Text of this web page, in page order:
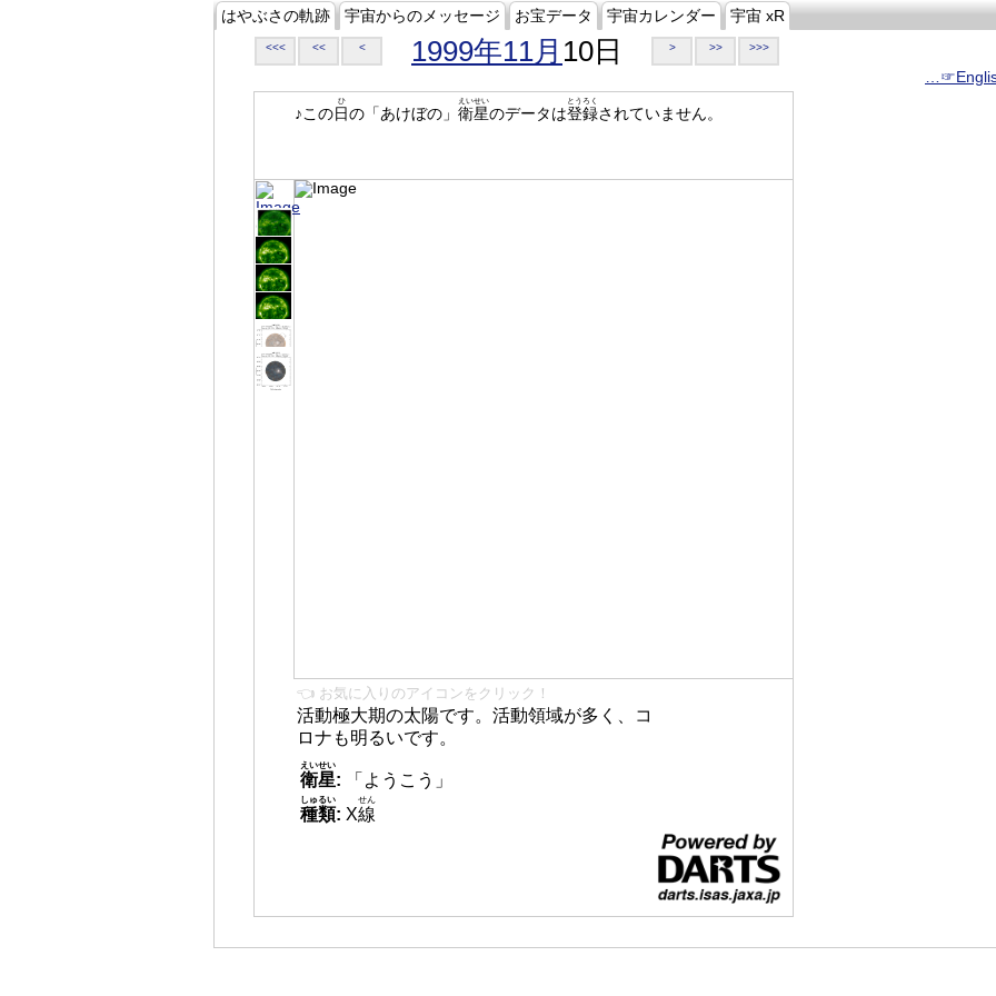
はやぶさの軌跡 宇宙からのメッセージ お宝データ 宇宙カレンダー 宇宙 xR
<<< << < 1999年11月 10日 > >> >>>
♪この日
ひ
の「あけぼの」 衛星
えいせい
のデータは登録
とうろく
されていません。
👈 お気に入りのアイコンをクリック！
活動極大期の太陽です。活動領域が多く、コ
ロナも明るいです。
衛星
えいせい
:
「ようこう」
種類
しゅるい
: X線
せん